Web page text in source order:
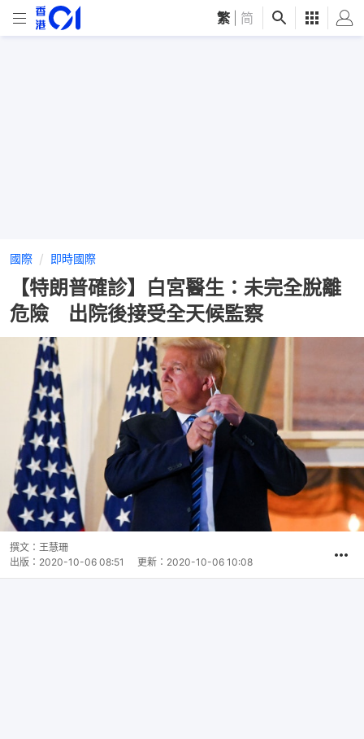
繁 简
國際 即時國際
【特朗普確診】白宮醫生：未完全脫離
危險 出院後接受全天候監察
撰文： 王慧珊
出版： 2020-10-06 08:51 更新： 2020-10-06 10:08